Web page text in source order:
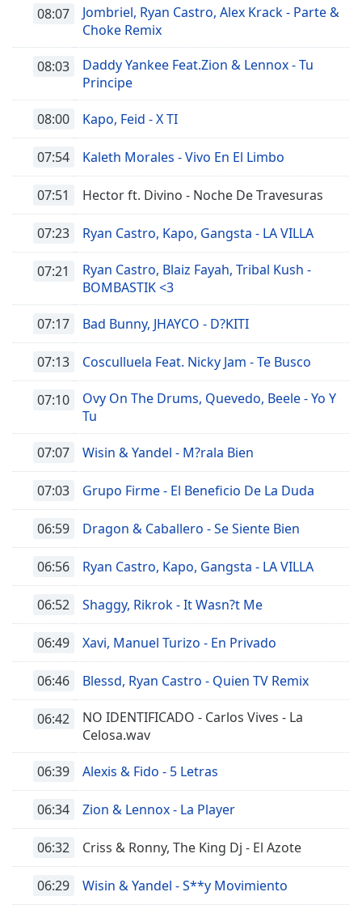
08:07
Jombriel, Ryan Castro, Alex Krack - Parte &
Choke Remix
08:03
Daddy Yankee Feat.Zion & Lennox - Tu
Principe
08:00 Kapo, Feid - X TI
07:54 Kaleth Morales - Vivo En El Limbo
07:51 Hector ft. Divino - Noche De Travesuras
07:23 Ryan Castro, Kapo, Gangsta - LA VILLA
07:21
Ryan Castro, Blaiz Fayah, Tribal Kush -
BOMBASTIK <3
07:17 Bad Bunny, JHAYCO - D?KITI
07:13 Cosculluela Feat. Nicky Jam - Te Busco
07:10
Ovy On The Drums, Quevedo, Beele - Yo Y
Tu
07:07 Wisin & Yandel - M?rala Bien
07:03 Grupo Firme - El Beneficio De La Duda
06:59 Dragon & Caballero - Se Siente Bien
06:56 Ryan Castro, Kapo, Gangsta - LA VILLA
06:52 Shaggy, Rikrok - It Wasn?t Me
06:49 Xavi, Manuel Turizo - En Privado
06:46 Blessd, Ryan Castro - Quien TV Remix
06:42
NO IDENTIFICADO - Carlos Vives - La
Celosa.wav
06:39 Alexis & Fido - 5 Letras
06:34 Zion & Lennox - La Player
06:32 Criss & Ronny, The King Dj - El Azote
06:29 Wisin & Yandel - S**y Movimiento